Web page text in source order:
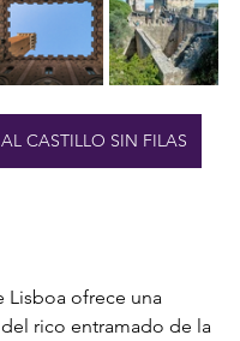
CASTILLO SIN FILAS
Lisboa ofrece una
rico entramado de la